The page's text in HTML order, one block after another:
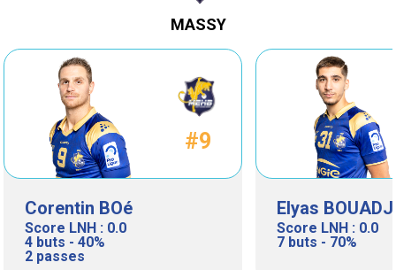
MASSY
#9
Corentin BOé
Score LNH : 0.0
4 buts - 40%
2 passes
Elyas
Score LNH : 0.0
7 buts - 70%